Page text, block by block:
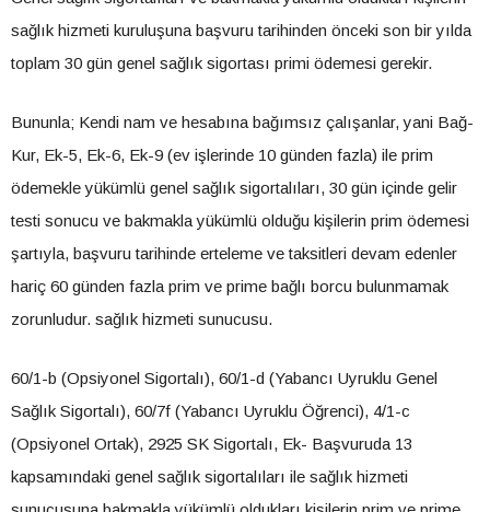
sağlık hizmeti kuruluşuna başvuru tarihinden önceki son bir yılda
toplam 30 gün genel sağlık sigortası primi ödemesi gerekir.
Bununla; Kendi nam ve hesabına bağımsız çalışanlar, yani Bağ-
Kur, Ek-5, Ek-6, Ek-9 (ev işlerinde 10 günden fazla) ile prim
ödemekle yükümlü genel sağlık sigortalıları, 30 gün içinde gelir
testi sonucu ve bakmakla yükümlü olduğu kişilerin prim ödemesi
şartıyla, başvuru tarihinde erteleme ve taksitleri devam edenler
hariç 60 günden fazla prim ve prime bağlı borcu bulunmamak
zorunludur. sağlık hizmeti sunucusu.
60/1-b (Opsiyonel Sigortalı), 60/1-d (Yabancı Uyruklu Genel
Sağlık Sigortalı), 60/7f (Yabancı Uyruklu Öğrenci), 4/1-c
(Opsiyonel Ortak), 2925 SK Sigortalı, Ek- Başvuruda 13
kapsamındaki genel sağlık sigortalıları ile sağlık hizmeti